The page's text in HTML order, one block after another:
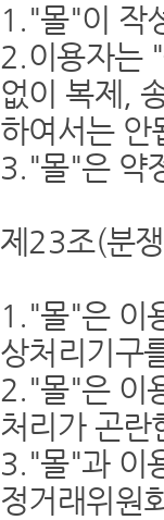
1."몰"이 작
2.이용자는
없이 복제,
하여서는 안
3."몰"은 약
제23조(분
1."몰"은 이
상처리기구
2."몰"은 이
처리가 곤란
3."몰"과 이
정거래위원